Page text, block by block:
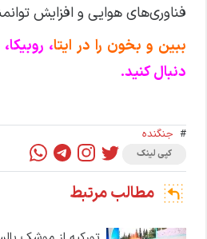
فناوری‌های هوایی و افزایش
ببین و بخون را در ایتا، روبیکا،
دنبال کنید.
# جنگنده
کپی لینک
مطالب مرتبط